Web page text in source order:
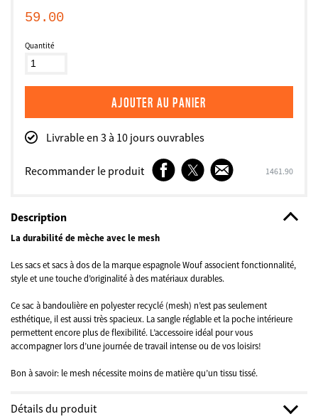
59.00
Quantité
Livrable en 3 à 10 jours ouvrables
Recommander le produit FacebookTwitterE-
mail
SKU
1461.90
Description
La durabilité de mèche avec le mesh
Les sacs et sacs à dos de la marque espagnole Wouf associent fonctionnalité,
style et une touche d’originalité à des matériaux durables.
Ce sac à bandoulière en polyester recyclé (mesh) n’est pas seulement
esthétique, il est aussi très spacieux. La sangle réglable et la poche intérieure
permettent encore plus de flexibilité. L’accessoire idéal pour vous
accompagner lors d’une journée de travail intense ou de vos loisirs!
Bon à savoir: le mesh nécessite moins de matière qu’un tissu tissé.
Détails du produit